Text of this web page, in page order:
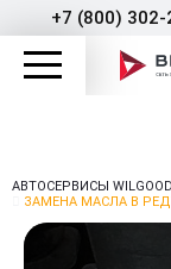
+7 (800) 302-
АВТОСЕРВИСЫ WILGOOD
ЗАМЕНА МАСЛА В